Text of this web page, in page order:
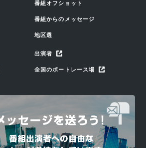
番組オフショット
番組からのメッセージ
地区選
出演者
全国のボートレース場